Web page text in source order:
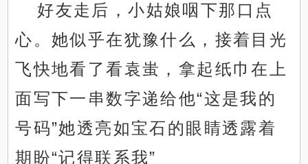
好友走后，小姑娘咽下那口点
心。她似乎在犹豫什么，接着目光
飞快地看了看袁蚩，拿起纸巾在上
面写下一串数字递给他“这是我的
号码”她透亮如宝石的眼睛透露着
期盼“记得联系我”